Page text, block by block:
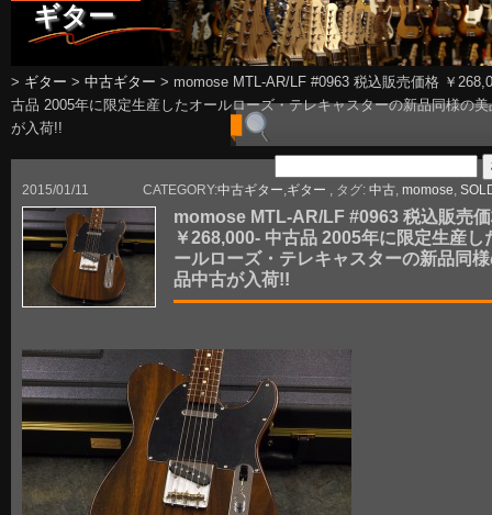
ギター
> ギター > 中古ギター > momose MTL-AR/LF #0963 税込販売価格 ￥
古品 2005年に限定生産したオールローズ・テレキャスターの新品同様の
が入荷!!
2015/01/11 CATEGORY:中古ギター ギター , タグ: 中古 momose
momose MTL-AR/LF #0963 税込販売
￥268,000- 中古品 2005年に限定生産し
ールローズ・テレキャスターの新品同
品中古が入荷!!